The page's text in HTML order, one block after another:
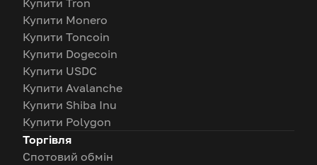
Купити Tron
Купити Monero
Купити Toncoin
Купити Dogecoin
Купити USDC
Купити Avalanche
Купити Shiba Inu
Купити Polygon
Торгівля
Спотовий обмін